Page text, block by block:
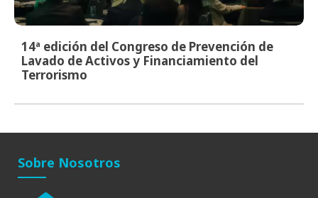
14ª edición del Congreso de Prevención de
Lavado de Activos y Financiamiento del
Terrorismo
Sobre Nosotros